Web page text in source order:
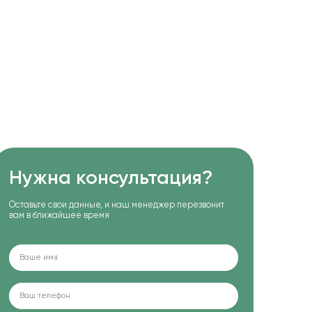
Нужна консультация?
Оставьте свои данные, и наш менеджер перезвонит
вам в ближайшее время